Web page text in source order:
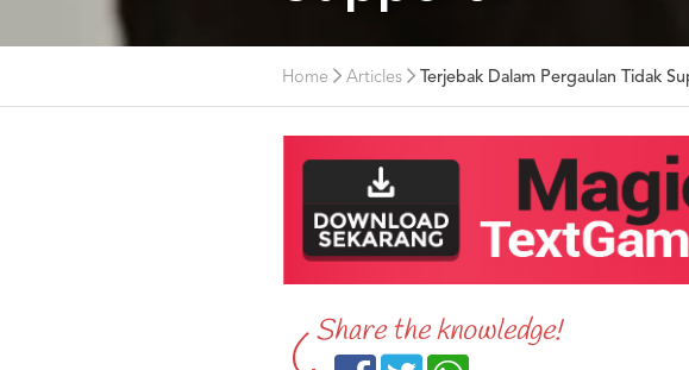
Home Articles Terjebak Dalam Pergaulan Tidak
Share the knowledge!